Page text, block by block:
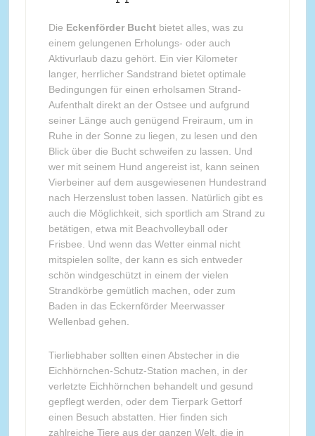
Die Eckenförder Buchtbietet alles, was zu
einem gelungenen Erholungs- oder auch
Aktivurlaub dazu gehört. Ein vier Kilometer
langer, herrlicher Sandstrand bietet optimale
Bedingungen für einen erholsamen Strand-
Aufenthalt direkt an der Ostsee und aufgrund
seiner Länge auch genügend Freiraum, um in
Ruhe in der Sonne zu liegen, zu lesen und den
Blick über die Bucht schweifen zu lassen. Und
wer mit seinem Hund angereist ist, kann seinen
Vierbeiner auf dem ausgewiesenen Hundestrand
nach Herzenslust toben lassen. Natürlich gibt es
auch die Möglichkeit, sich sportlich am Strand zu
betätigen, etwa mit Beachvolleyball oder
Frisbee. Und wenn das Wetter einmal nicht
mitspielen sollte, der kann es sich entweder
schön windgeschützt in einem der vielen
Strandkörbe gemütlich machen, oder zum
Baden in das Eckernförder Meerwasser
Wellenbad gehen.
Tierliebhaber sollten einen Abstecher in die
Eichhörnchen-Schutz-Station machen, in der
verletzte Eichhörnchen behandelt und gesund
gepflegt werden, oder dem Tierpark Gettorf
einen Besuch abstatten. Hier finden sich
zahlreiche Tiere aus der ganzen Welt, die in